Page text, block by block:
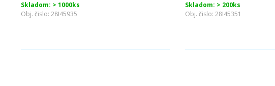
Skladom: > 1000ks
Obj. čislo: 28I45935
Skladom: > 200ks
Obj. čislo: 28I45351